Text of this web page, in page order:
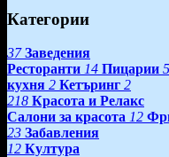
Категории
37 Заведения
Ресторанти 14 Пицарии 5
кухня 2 Кетъринг 2
218 Красота и Релакс
Салони за красота 12
23 Забавления
12 Култура